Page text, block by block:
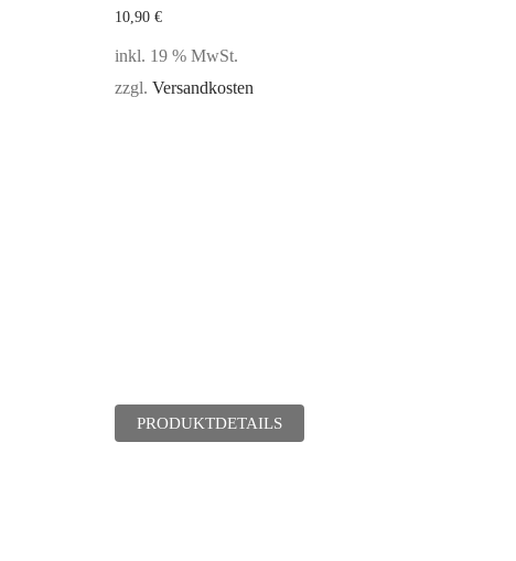
10,90 €
inkl. 19 % MwSt.
zzgl. Versandkosten
PRODUKTDETAILS